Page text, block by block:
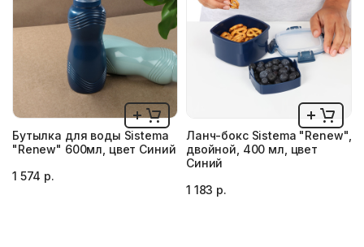
Бутылка для воды Sistema
"Renew" 600мл, цвет Синий
1 574 р.
Ланч-бокс Sistema "Renew",
двойной, 400 мл, цвет
Синий
1 183 р.